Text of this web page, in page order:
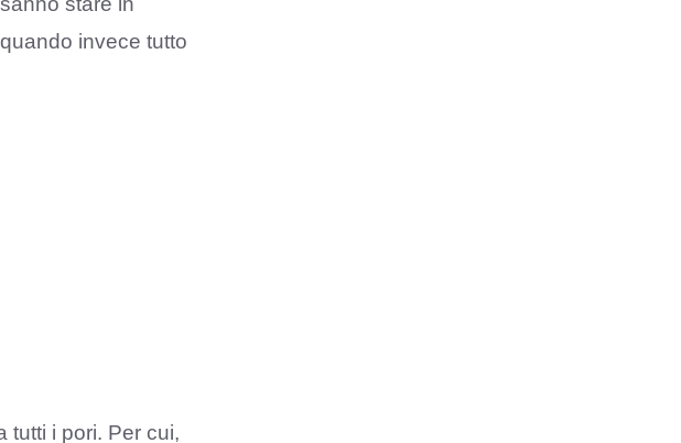
invece tutto
tutti i pori. Per cui,